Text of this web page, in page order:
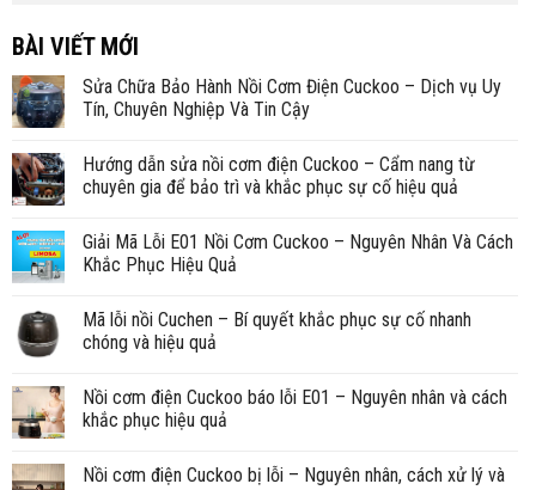
BÀI VIẾT MỚI
Sửa Chữa Bảo Hành Nồi Cơm Điện Cuckoo – Dịch vụ Uy
Tín, Chuyên Nghiệp Và Tin Cậy
Hướng dẫn sửa nồi cơm điện Cuckoo – Cẩm nang từ
chuyên gia để bảo trì và khắc phục sự cố hiệu quả
Giải Mã Lỗi E01 Nồi Cơm Cuckoo – Nguyên Nhân Và Cách
Khắc Phục Hiệu Quả
Mã lỗi nồi Cuchen – Bí quyết khắc phục sự cố nhanh
chóng và hiệu quả
Nồi cơm điện Cuckoo báo lỗi E01 – Nguyên nhân và cách
khắc phục hiệu quả
Nồi cơm điện Cuckoo bị lỗi – Nguyên nhân, cách xử lý và